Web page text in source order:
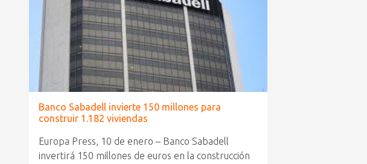
Banco Sabadell invierte 150 millones para
construir 1.182 viviendas
Europa Press, 10 de enero – Banco Sabadell
invertirá 150 millones de euros en la construcción